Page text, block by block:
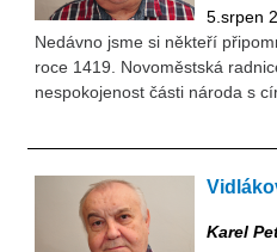
5.srpen
Nedávno jsme si někteří
roce 1419. Novoměstská
nespokojenost části národa s
Karel